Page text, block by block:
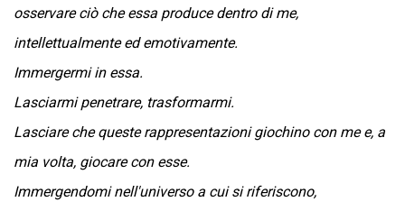
osservare ciò che essa produce dentro di me,
intellettualmente ed emotivamente.
Immergermi in essa.
Lasciarmi penetrare, trasformarmi.
Lasciare che queste rappresentazioni giochino con me e, a
mia volta, giocare con esse.
Immergendomi nell'universo a cui si riferiscono,